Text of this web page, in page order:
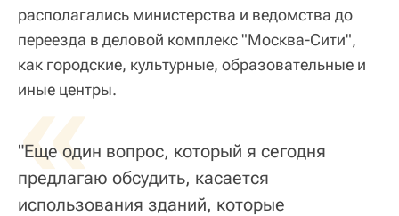
располагались министерства и ведомства до
переезда в деловой комплекс "Москва-Сити",
как городские, культурные, образовательные и
иные центры.
«
"Еще один вопрос, который я сегодня
предлагаю обсудить, касается
использования зданий, которые